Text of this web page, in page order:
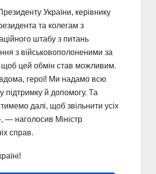
України, керівнику
та колегам з
штабу з питань
з військовополоненими за
щоб цей обмін став можливим.
герої! Ми надамо всю
підтримку й допомогу. Та
далі, щоб звільнити усіх
— наголосив Міністр
справ.